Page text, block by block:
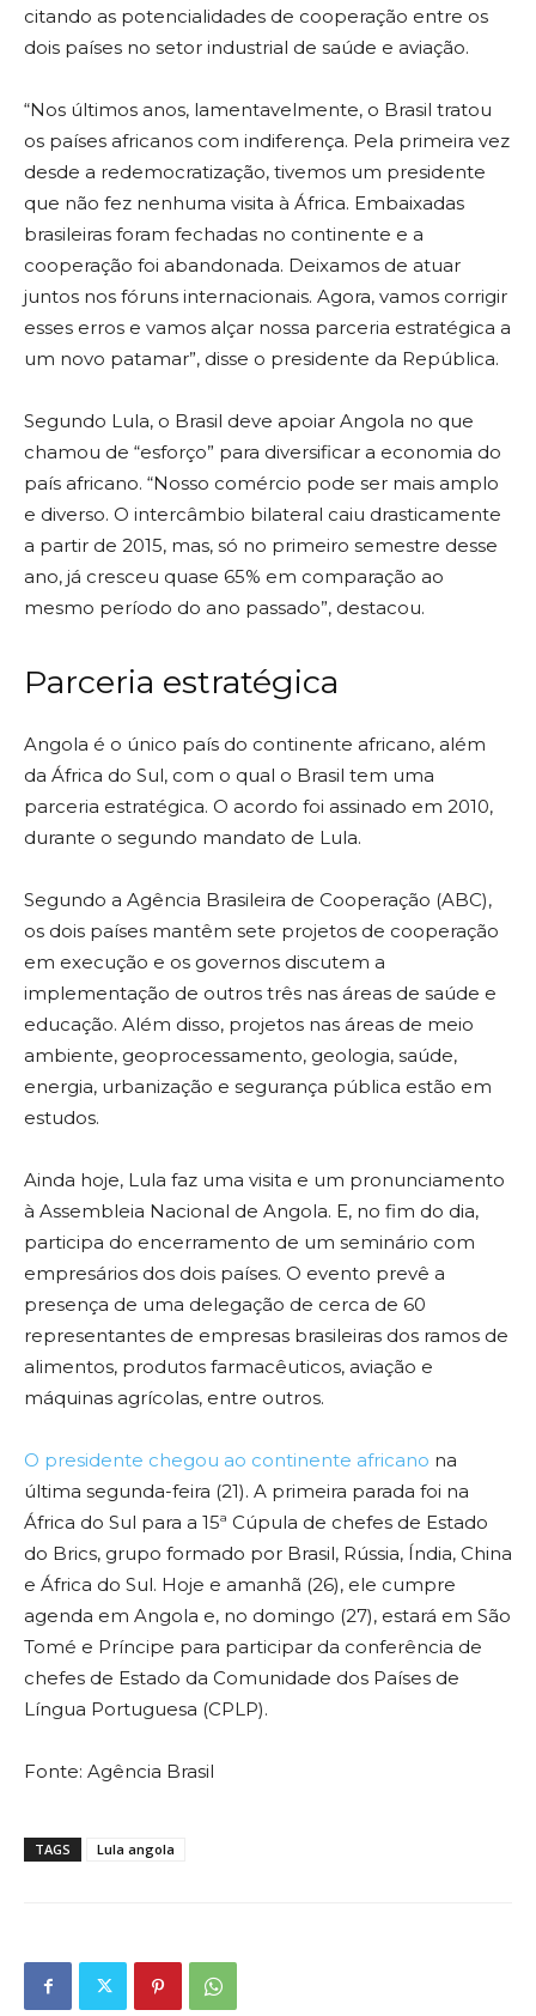
citando as potencialidades de cooperação entre os
dois países no setor industrial de saúde e aviação.
“Nos últimos anos, lamentavelmente, o Brasil tratou
os países africanos com indiferença. Pela primeira vez
desde a redemocratização, tivemos um presidente
que não fez nenhuma visita à África. Embaixadas
brasileiras foram fechadas no continente e a
cooperação foi abandonada. Deixamos de atuar
juntos nos fóruns internacionais. Agora, vamos corrigir
esses erros e vamos alçar nossa parceria estratégica a
um novo patamar”, disse o presidente da República.
Segundo Lula, o Brasil deve apoiar Angola no que
chamou de “esforço” para diversificar a economia do
país africano. “Nosso comércio pode ser mais amplo
e diverso. O intercâmbio bilateral caiu drasticamente
a partir de 2015, mas, só no primeiro semestre desse
ano, já cresceu quase 65% em comparação ao
mesmo período do ano passado”, destacou.
Parceria estratégica
Angola é o único país do continente africano, além
da África do Sul, com o qual o Brasil tem uma
parceria estratégica. O acordo foi assinado em 2010,
durante o segundo mandato de Lula.
Segundo a Agência Brasileira de Cooperação (ABC),
os dois países mantêm sete projetos de cooperação
em execução e os governos discutem a
implementação de outros três nas áreas de saúde e
educação. Além disso, projetos nas áreas de meio
ambiente, geoprocessamento, geologia, saúde,
energia, urbanização e segurança pública estão em
estudos.
Ainda hoje, Lula faz uma visita e um pronunciamento
à Assembleia Nacional de Angola. E, no fim do dia,
participa do encerramento de um seminário com
empresários dos dois países. O evento prevê a
presença de uma delegação de cerca de 60
representantes de empresas brasileiras dos ramos de
alimentos, produtos farmacêuticos, aviação e
máquinas agrícolas, entre outros.
O presidente chegou ao continente africano na
última segunda-feira (21). A primeira parada foi na
África do Sul para a 15ª Cúpula de chefes de Estado
do Brics, grupo formado por Brasil, Rússia, Índia, China
e África do Sul. Hoje e amanhã (26), ele cumpre
agenda em Angola e, no domingo (27), estará em São
Tomé e Príncipe para participar da conferência de
chefes de Estado da Comunidade dos Países de
Língua Portuguesa (CPLP).
Fonte: Agência Brasil
TAGS Lula angola